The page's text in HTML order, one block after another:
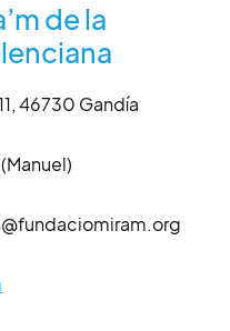
de la
46730 Gandía